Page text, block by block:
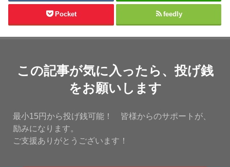
Pocket feedly
この記事が気に入ったら、投げ銭
をお願いします
最小15円から投げ銭可能！ 皆様からのサポートが、
励みになります。
ご支援ありがとうございます！